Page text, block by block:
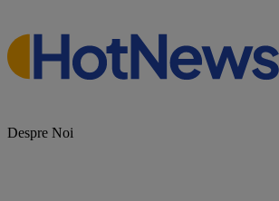
Despre Noi